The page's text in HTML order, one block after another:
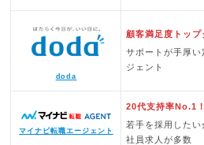
doda
顧客満足度トップ
サポートが手厚い
ジェント
マイナビ転職エージェント
20代支持率No.1！
若手を採用したい
社員求人が多数